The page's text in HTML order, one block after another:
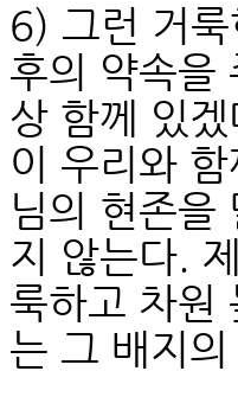
6) 그런 거
후의 약속을
상 함께 있
이 우리와
님의 현존을
지 않는다.
룩하고 차원
는 그 배지